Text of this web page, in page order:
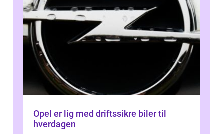
Opel er lig med driftssikre biler til
hverdagen